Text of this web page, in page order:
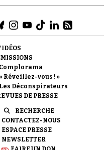
Complorama
« Réveillez-vous ! »
Les Déconspirateurs
DE PRESSE
RECHERCHE
CONTACTEZ-NOUS
ESPACE PRESSE
NEWSLETTER